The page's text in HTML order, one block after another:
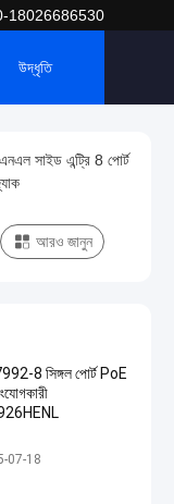
18026686530
উদ্ধৃতি
সাইড এন্ট্রি 8 পোর্ট
আরও জানুন
8 সিঙ্গল পোর্ট PoE
07-18